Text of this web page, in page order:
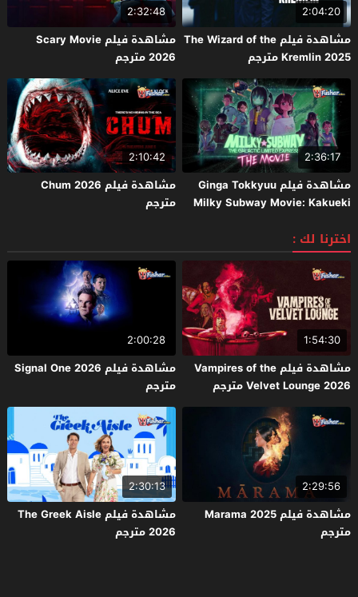
2:04:20
مشاهدة فيلم The Wizard of the
Kremlin 2025 مترجم
2:32:48
مشاهدة فيلم Scary Movie
2026 مترجم
2:36:17
مشاهدة فيلم Ginga Tokkyuu
Milky Subway Movie: Kakueki
2:10:42
مشاهدة فيلم Chum 2026
مترجم
اخترنا لك :
1:54:30
مشاهدة فيلم Vampires of the
Velvet Lounge 2026 مترجم
2:00:28
مشاهدة فيلم Signal One 2026
مترجم
2:29:56
مشاهدة فيلم Marama 2025
مترجم
2:30:13
مشاهدة فيلم The Greek Aisle
2026 مترجم